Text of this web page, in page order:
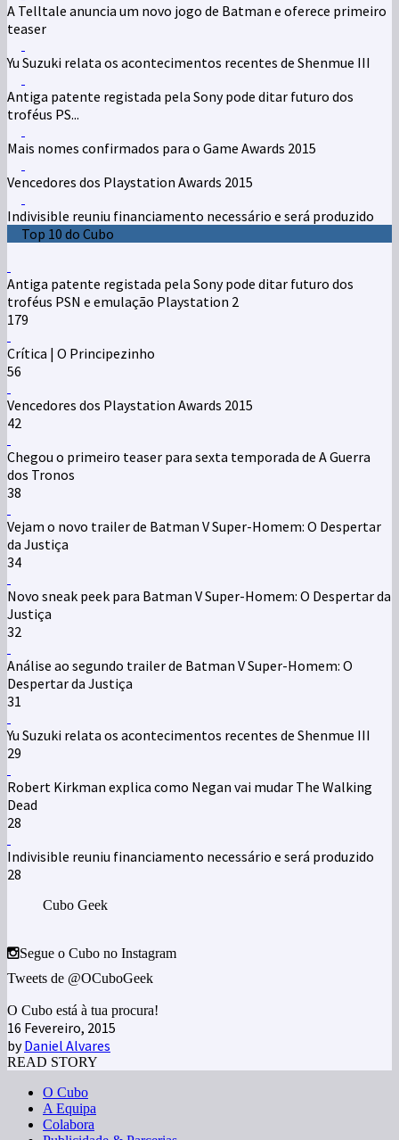
A Telltale anuncia um novo jogo de Batman e oferece primeiro
teaser
Yu Suzuki relata os acontecimentos recentes de Shenmue III
Antiga patente registada pela Sony pode ditar futuro dos
troféus PS...
Mais nomes confirmados para o Game Awards 2015
Vencedores dos Playstation Awards 2015
Indivisible reuniu financiamento necessário e será produzido
Top 10 do Cubo
Antiga patente registada pela Sony pode ditar futuro dos
troféus PSN e emulação Playstation 2
179
Crítica | O Principezinho
56
Vencedores dos Playstation Awards 2015
42
Chegou o primeiro teaser para sexta temporada de A Guerra
dos Tronos
38
Vejam o novo trailer de Batman V Super-Homem: O Despertar
da Justiça
34
Novo sneak peek para Batman V Super-Homem: O Despertar da
Justiça
32
Análise ao segundo trailer de Batman V Super-Homem: O
Despertar da Justiça
31
Yu Suzuki relata os acontecimentos recentes de Shenmue III
29
Robert Kirkman explica como Negan vai mudar The Walking
Dead
28
Indivisible reuniu financiamento necessário e será produzido
28
Cubo Geek
Segue o Cubo no Instagram
Tweets de @OCuboGeek
O Cubo está à tua procura!
16 Fevereiro, 2015
byDaniel Alvares
READ STORY
O Cubo
A Equipa
Colabora